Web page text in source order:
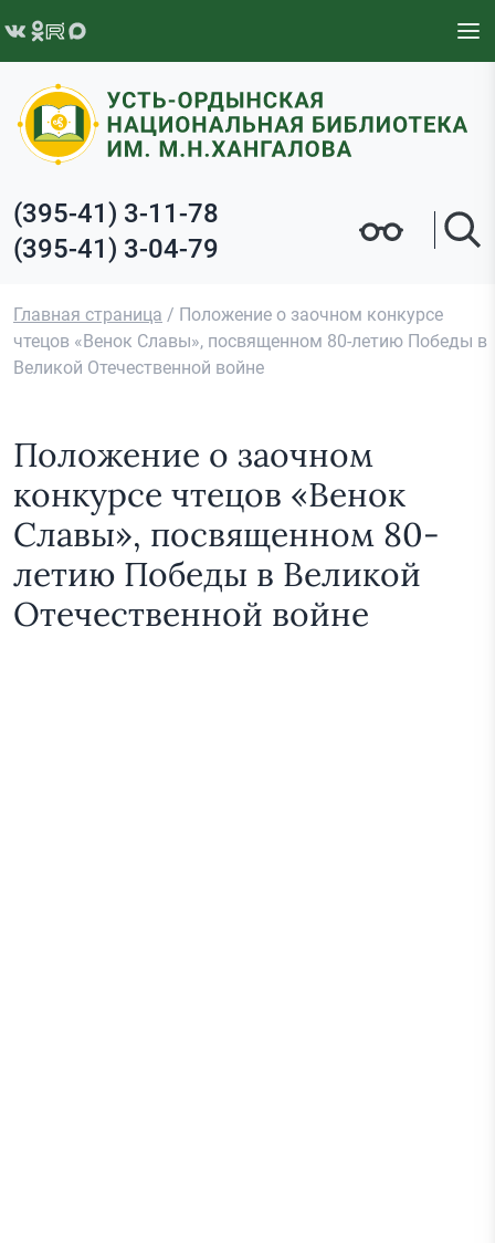
(395-41) 3-11-78
(395-41) 3-04-79
Главная страница / Положение о заочном конкурсе
чтецов «Венок Славы», посвященном 80-летию Победы в
Великой Отечественной войне
Положение о заочном
конкурсе чтецов «Венок
Славы», посвященном 80-
летию Победы в Великой
Отечественной войне